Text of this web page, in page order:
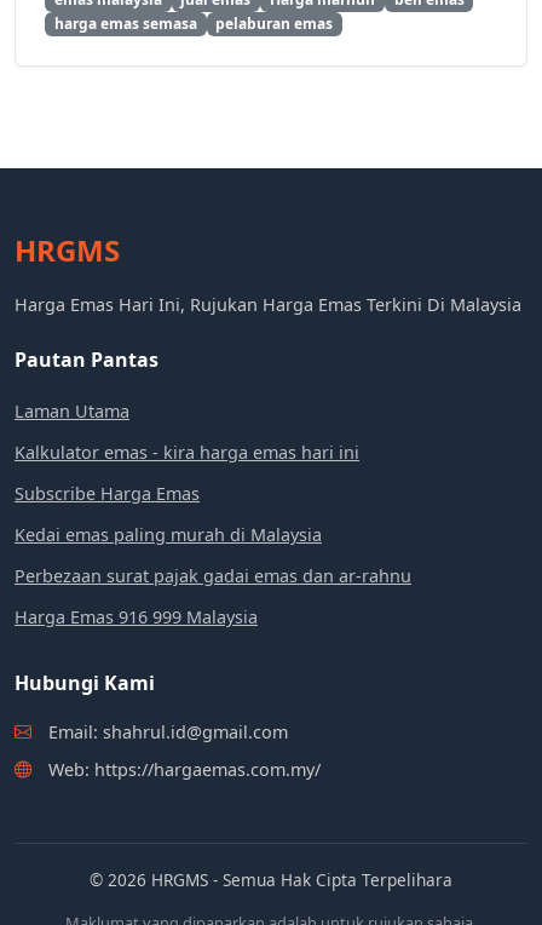
harga emas semasa
pelaburan emas
HRGMS
Harga Emas Hari Ini, Rujukan Harga Emas Terkini Di Malaysia
Pautan Pantas
Laman Utama
Kalkulator emas - kira harga emas hari ini
Subscribe Harga Emas
Kedai emas paling murah di Malaysia
Perbezaan surat pajak gadai emas dan ar-rahnu
Harga Emas 916 999 Malaysia
Hubungi Kami
Email: shahrul.id@gmail.com
Web: https://hargaemas.com.my/
© 2026 HRGMS - Semua Hak Cipta Terpelihara